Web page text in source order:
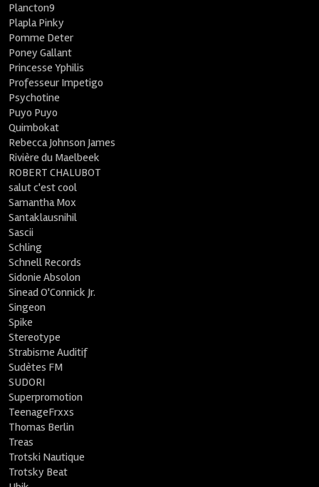
Plancton9
Plapla Pinky
Pomme Deter
Poney Gallant
Princesse Yphilis
Professeur Impetigo
Psychotine
Puyo Puyo
Quimbokat
Rebecca Johnson James
Rivière du Maelbeek
ROBERT CHALUBOT
salut c'est cool
Samantha Mox
Santaklausnihil
Sascii
Schling
Schnell Records
Sidonie Absolon
Sinead O'Connick Jr.
Singeon
Spike
Stereotype
Strabisme Auditif
Sudètes FM
SUDORI
Superpromotion
TeenageFrxxs
Thomas Berlin
Treas
Trotski Nautique
Trotsky Beat